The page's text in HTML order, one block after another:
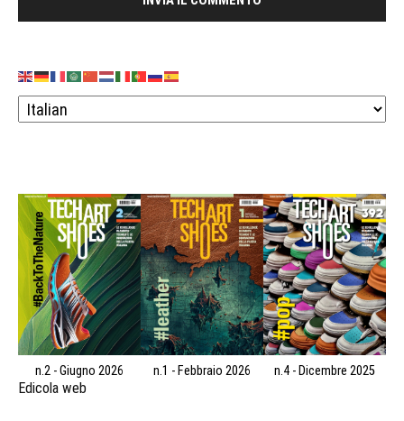
n.2 - Giugno 2026 n.1 - Febbraio 2026 n.4 - Dicembre 2025
Edicola web